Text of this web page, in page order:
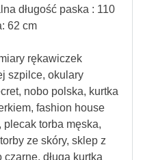
długość paska : 110
62 cm
rękawiczek
szpilce, okulary
nobo polska, kurtka
fashion house
plecak torba męska,
ze skóry, sklep z
długa kurtka